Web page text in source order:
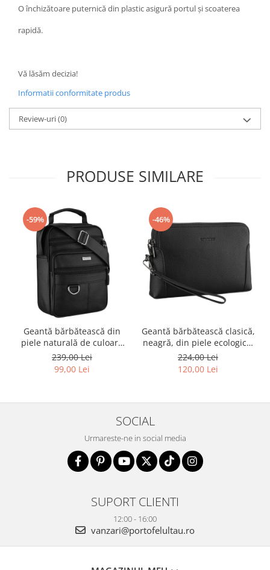
O închizătoare puternică din plastic asigură portul și scoaterea
rapidă.
Vă lăsăm decizia!
Informatii conformitate produs
Review-uri(0)
PRODUSE SIMILARE
-59%
Geantă bărbătească din
piele naturală de culoare
neagră - Rovicky PTR-R-ST7-
01-7571-BLACK
239,00 Lei
99,00 Lei
-46%
Geantă bărbătească clasică,
neagră, din piele ecologică,
cu fermoar - Rovicky PTR-R-
SDR-01-1631 BLACK
224,00 Lei
120,00 Lei
SOCIAL
Urmareste-ne in social media
SUPORT CLIENTI
12:00 - 16:00
vanzari@portofelultau.ro